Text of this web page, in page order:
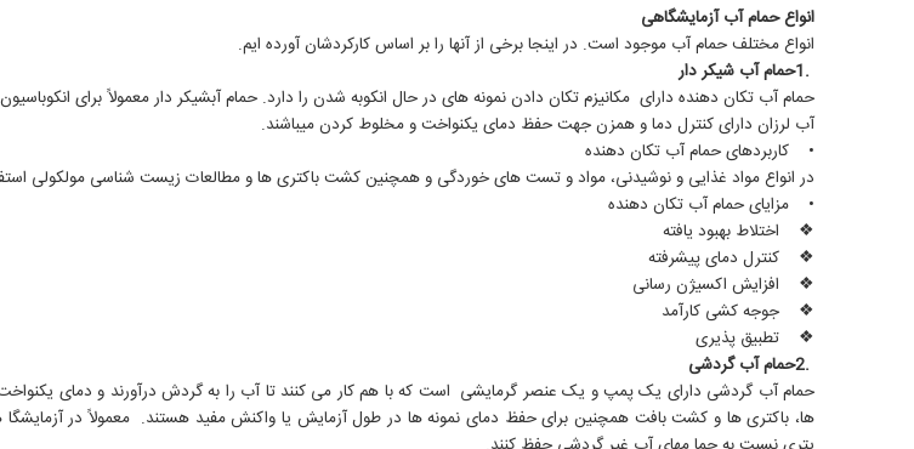
انواع حمام آب آزمایشگاهی
انواع مختلف حمام آب موجود است. در اینجا برخی از آنها را بر اساس کارکردشان آورده ایم.
.1حمام آب شیکر دار
حمام آب تکان دهنده دارای مکانیزم تکان دادن نمونه های در حال انکوبه شدن را دارد. حمام آبشیکر دار معمولاً برای
آب لرزان دارای کنترل دما و همزن جهت حفظ دمای یکنواخت و مخلوط کردن میباشند.
• کاربردهای حمام آب تکان دهنده
در انواع مواد غذایی و نوشیدنی، مواد و تست های خوردگی و همچنین کشت باکتری ها و مطالعات زیست شناسی مولکولی
• مزایای حمام آب تکان دهنده
❖ اختلاط بهبود یافته
❖ کنترل دمای پیشرفته
❖ افزایش اکسیژن رسانی
❖ جوجه کشی کارآمد
❖ تطبیق پذیری
.2حمام آب گردشی
حمام آب گردشی دارای یک پمپ و یک عنصر گرمایشی است که با هم کار می کنند تا آب را به گردش درآورند و دمای یکنواخت
ها، باکتری ها و کشت بافت همچنین برای حفظ دمای نمونه ها در طول آزمایش یا واکنش مفید هستند. معمولاً در آزمایشگا